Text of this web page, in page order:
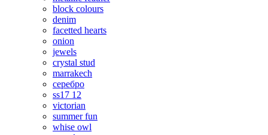
block colours
denim
facetted hearts
onion
jewels
crystal stud
marrakech
серебро
ss17 12
victorian
summer fun
whise owl